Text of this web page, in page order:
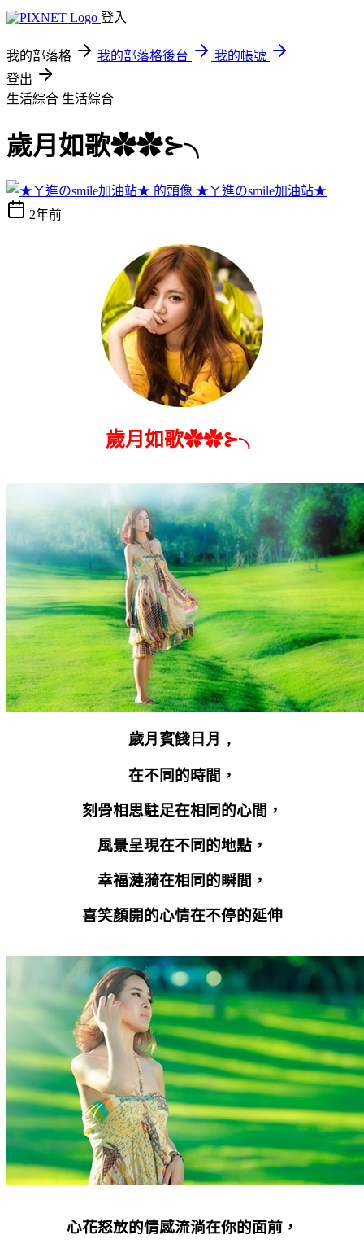
登入
我的部落格 我的部落格後台
我的帳號
登出
生活綜合 生活綜合
歲月如歌✿✿⊱╮
★ㄚ進のsmile加油站★
2年前
歲月如歌✿✿⊱╮
歲月賓餞日月 ，
在不同的時間，
刻骨相思駐足在相同的心間，
風景呈現在不同的地點，
幸福漣漪在相同的瞬間，
喜笑顏開的心情在不停的延伸
心花怒放的情感流淌在你的面前，